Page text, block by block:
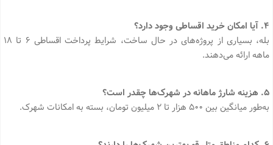
4. آیا امکان خرید اقساطی وجود دارد؟
بله، بسیاری از پروژه‌های در حال ساخت، شرایط پرداخت اقساطی ۶ تا ۱۸
ماهه ارائه می‌دهند.
5. هزینه شارژ ماهانه در شهرک‌ها چقدر است؟
به‌طور میانگین بین ۵۰۰ هزار تا ۲ میلیون تومان، بسته به امکانات شهرک.